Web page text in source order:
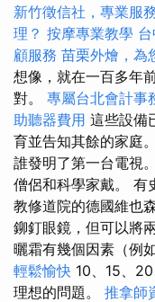
新竹徵信社，專業服
理？ 按摩專業教學
顧服務 苗栗外燴，為
想像，就在一百多年
對。 專屬台北會計事
助聽器費用 這些設備
育並告知其餘的家庭。
誰發明了第一台電視
僧侶和科學家戴。 有
教修道院的德國維也
鉚釘眼鏡，但可以將
曬霜有幾個因素（例
輕鬆愉快 10、15、
理想的問題。 推拿師